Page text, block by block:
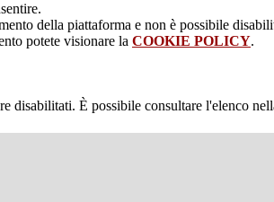
della piattaforma e non è possibile
potete visionare la COOKIE POLICY.
disabilitati. È possibile consultare l'elenco